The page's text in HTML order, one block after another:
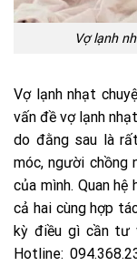
Vợ lạnh
Vợ lạnh nhạt
vấn đề vợ lạnh
do đằng sau là
móc, người chồng
của mình. Quan
cả hai cùng hợp
kỳ điều gì cần tư
Hotline: